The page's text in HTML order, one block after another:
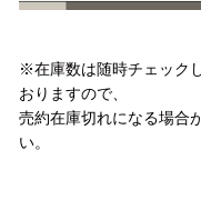
※在庫数は随時チェック
おりますので、
売約在庫切れになる場合
い。